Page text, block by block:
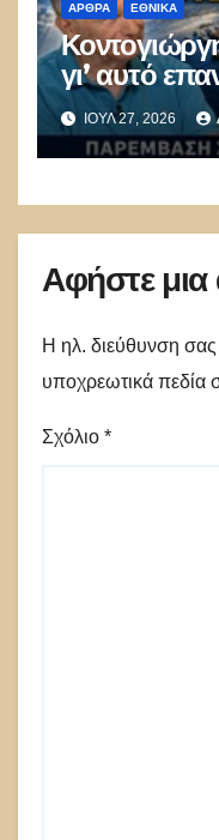
ΑΡΘΡΑ ΕΘΝΙΚΑ
γι’ αυτό
Καταπέλτης
τηνΙΟΎΛ 27, 2026
Αφήστε
Η ηλ. διεύθυνση σας
υποχρεωτικά πεδία
Σχόλιο *